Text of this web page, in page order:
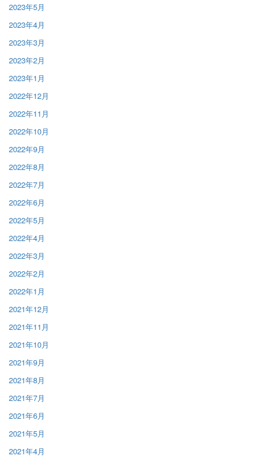
2023年5月
2023年4月
2023年3月
2023年2月
2023年1月
2022年12月
2022年11月
2022年10月
2022年9月
2022年8月
2022年7月
2022年6月
2022年5月
2022年4月
2022年3月
2022年2月
2022年1月
2021年12月
2021年11月
2021年10月
2021年9月
2021年8月
2021年7月
2021年6月
2021年5月
2021年4月